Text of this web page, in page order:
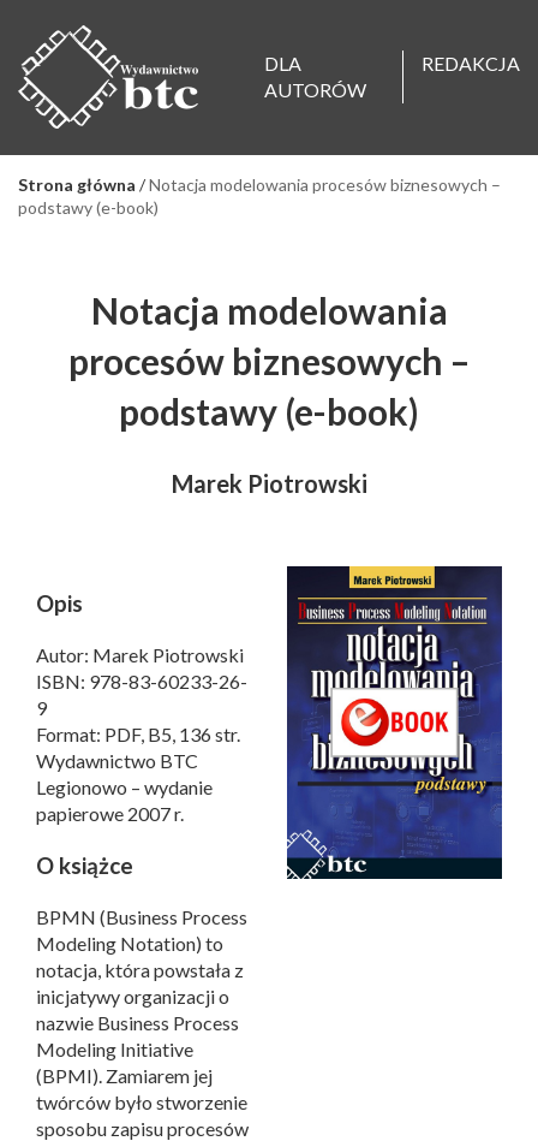
DLA
AUTORÓW
REDAKCJA
Strona główna /Notacja modelowania procesów biznesowych –
podstawy (e-book)
Notacja modelowania
procesów biznesowych –
podstawy (e-book)
Marek Piotrowski
Opis
Autor: Marek Piotrowski
ISBN: 978-83-60233-26-
9
Format: PDF, B5, 136 str.
Wydawnictwo BTC
Legionowo – wydanie
papierowe 2007 r.
O książce
BPMN (Business Process
Modeling Notation) to
notacja, która powstała z
inicjatywy organizacji o
nazwie Business Process
Modeling Initiative
(BPMI). Zamiarem jej
twórców było stworzenie
sposobu zapisu procesów